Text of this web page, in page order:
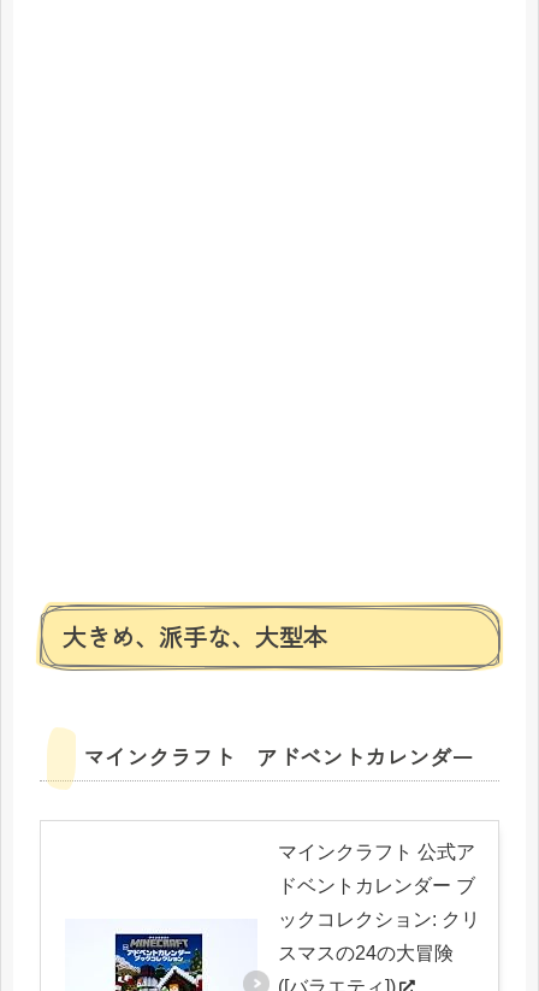
大きめ、派手な、大型本
マインクラフト アドベントカレンダー
マインクラフト 公式ア
ドベントカレンダー ブ
ックコレクション: クリ
スマスの24の大冒険
([バラエティ])